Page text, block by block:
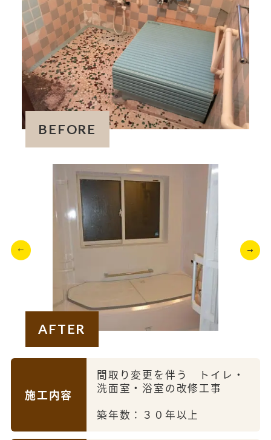
BEFORE
AFTER
施工内容
間取り変更を伴う トイレ・
洗面室・浴室の改修工事
築年数：３０年以上